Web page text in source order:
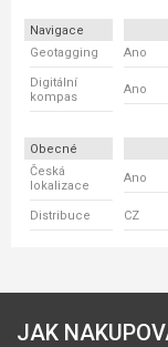
Navigace
Geotagging
Ano
Digitální
kompas
Ano
Obecné
Česká
lokalizace
Ano
Distribuce CZ
JAK